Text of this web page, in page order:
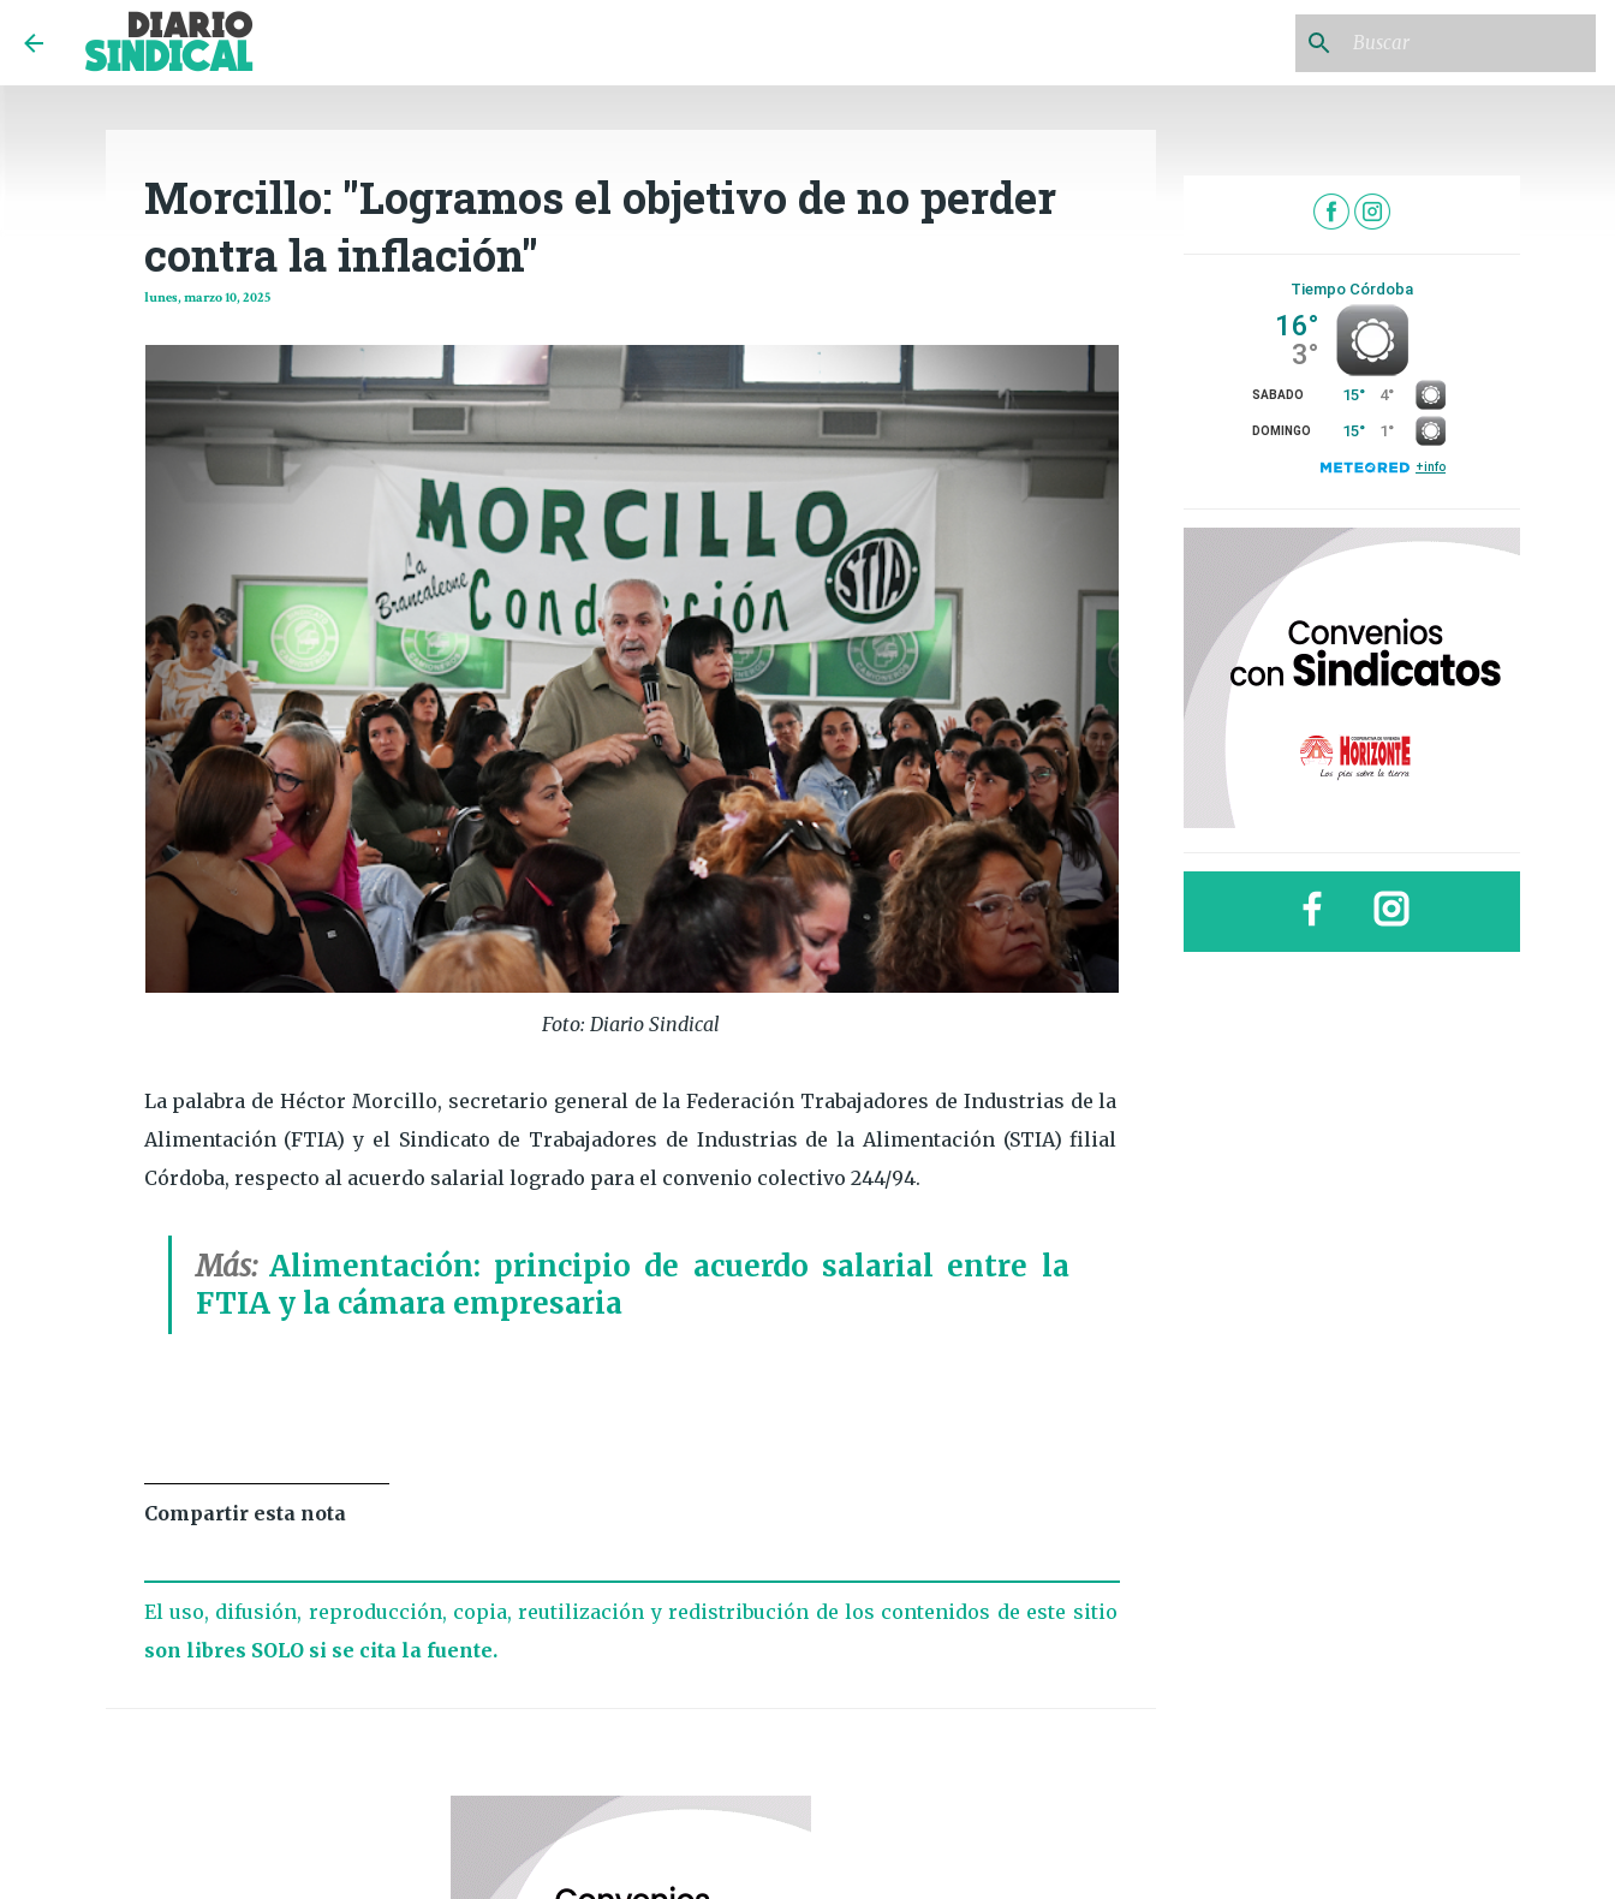
Morcillo: "Logramos el objetivo de no perder
contra la inflación"
lunes, marzo 10, 2025
Foto: Diario Sindical
La palabra de Héctor Morcillo, secretario general de la Federación Trabajadores de Industrias de la
Alimentación (FTIA) y el Sindicato de Trabajadores de Industrias de la Alimentación (STIA) filial
Córdoba, respecto al acuerdo salarial logrado para el convenio colectivo 244/94.
Más: Alimentación: principio de acuerdo salarial entre la
FTIA y la cámara empresaria
Compartir esta nota
El uso, difusión, reproducción, copia, reutilización y redistribución de los contenidos de este sitio
son libres SOLO si se cita la fuente.